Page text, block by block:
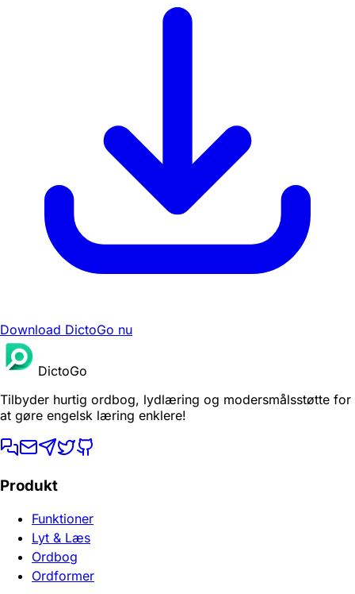
Download DictoGo nu
DictoGo
Tilbyder hurtig ordbog, lydlæring og modersmålsstøtte for
at gøre engelsk læring enklere!
Produkt
Funktioner
Lyt & Læs
Ordbog
Ordformer